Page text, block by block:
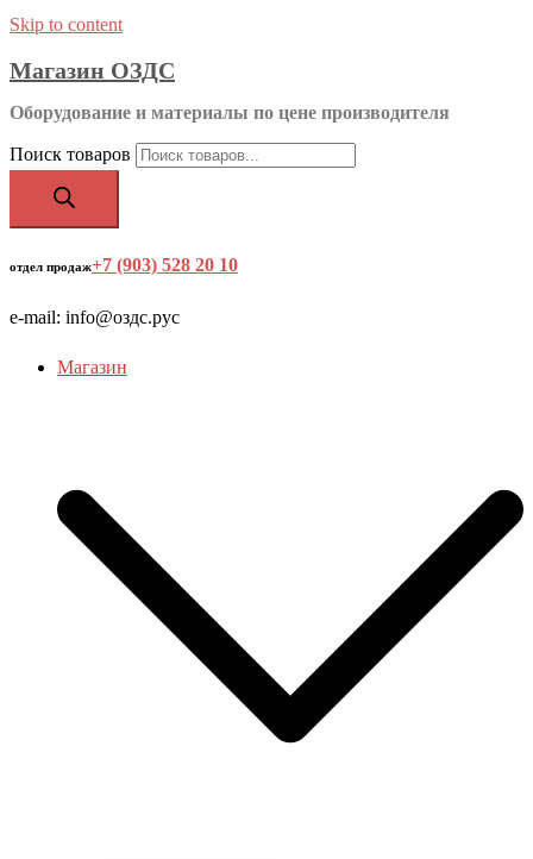
Skip to content
Магазин ОЗДС
Оборудование и материалы по цене производителя
Поиск товаров
отдел продаж+7 (903) 528 20 10
e-mail: info@оздс.рус
Магазин